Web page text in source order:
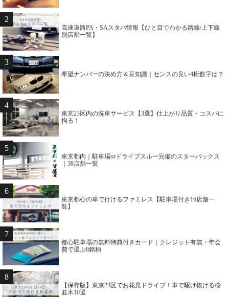
2
高速道路PA・SAスタバ情報【ひと目でわかる路線/上下線
別店舗一覧】
3
希望ナンバーの決め方＆豆知識｜センスの良い4桁数字は？
4
東京23区内の洗車サービス【3選】仕上がり品質・コスパに
拘る！
5
東京都内｜駐車場orドライブスルー完備のスターバックス
｜38店舗一覧
6
東京都心の車で行けるファミレス【駐車場付き16店舗一
覧】
7
都心駐車場の無料特典付きカード｜クレジット有無・年会
費で選ぶ8銘柄
8
【保存版】東京23区でお花見ドライブ！車で駆け抜ける桜
並木10選